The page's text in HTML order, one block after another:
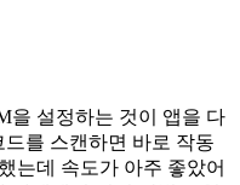
을 설정하는 것이 앱을 다
를 스캔하면 바로 작동
는데 속도가 아주 좋았어